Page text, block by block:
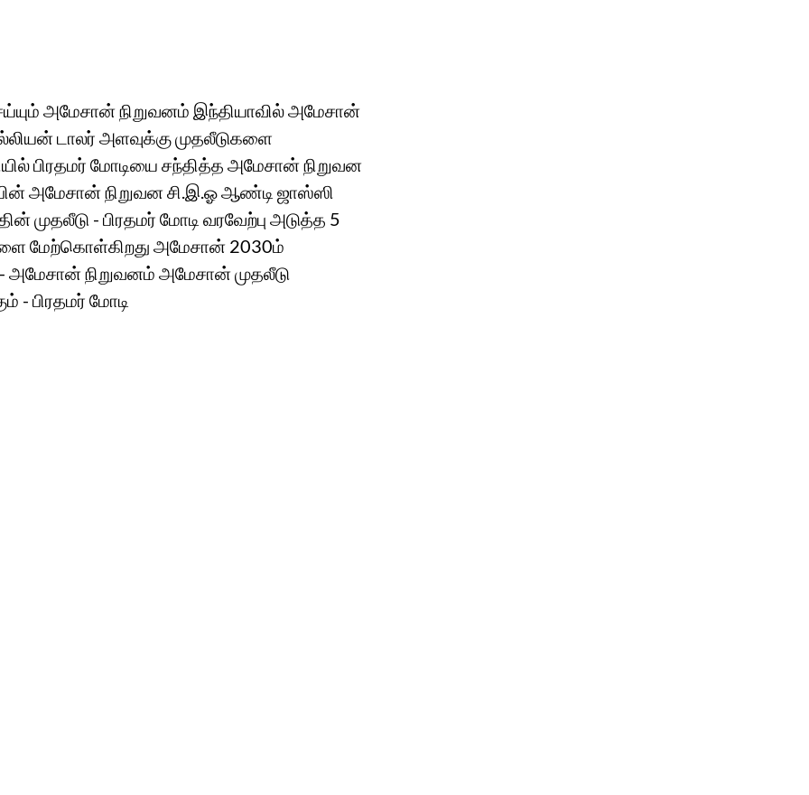
அமேசான் நிறுவனம் இந்தியாவில் அமேசான்
டாலர் அளவுக்கு முதலீடுகளை
பிரதமர் மோடியை சந்தித்த அமேசான் நிறுவன
அமேசான் நிறுவன சி.இ.ஓ ஆண்டி ஜாஸ்ஸி
முதலீடு - பிரதமர் மோடி வரவேற்பு அடுத்த 5
மேற்கொள்கிறது அமேசான் 2030ம்
நிறுவனம் அமேசான் முதலீடு
பிரதமர் மோடி